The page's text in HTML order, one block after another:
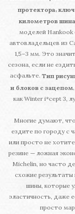
протектора,
километров
моделей Hankook
автовладельцев из
1,5–3 мм. Это
сезона, если не
асфальте. Тип
и блоков с зацепом
как Winter i*cept 3,
Многие думают,
ездите по городу с
или просто не
резине — ложная
Michelin, но часто
схожие
шины, которые
эластичность, даже
просто